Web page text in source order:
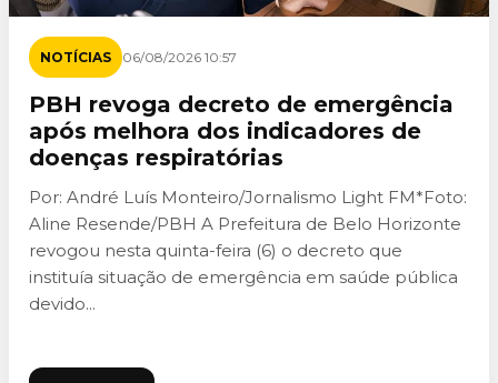
NOTÍCIAS 06/08/2026 10:57
PBH revoga decreto de emergência
após melhora dos indicadores de
doenças respiratórias
Por: André Luís Monteiro/Jornalismo Light FM*Foto:
Aline Resende/PBH A Prefeitura de Belo Horizonte
revogou nesta quinta-feira (6) o decreto que
instituía situação de emergência em saúde pública
devido...